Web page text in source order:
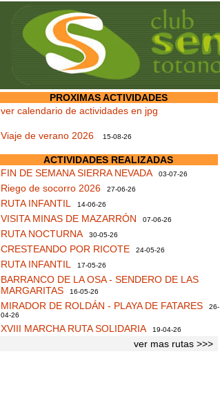
PROXIMAS ACTIVIDADES
ver calendario de actividades en jpg
Viaje de verano 2026 15-08-26
ACTIVIDADES REALIZADAS
FIN DE SEMANA SIERRA NEVADA 03-07-26
Riego de socorro 2026 27-06-26
RUTA INFANTIL 14-06-26
VISITA MINAS DE MAZARRÓN 07-06-26
RUTA NOCTURNA 30-05-26
CRESTEANDO POR RICOTE 24-05-26
RUTA INFANTIL 17-05-26
BARRANCO DE LA OSA - SENDERO DE LAS
MARGARITAS 16-05-26
MIRADOR DE ROLDÁN - PLAYA DE FATARES 26-
04-26
XVIII MARCHA RUTA SOLIDARIA 19-04-26
ver mas rutas >>>